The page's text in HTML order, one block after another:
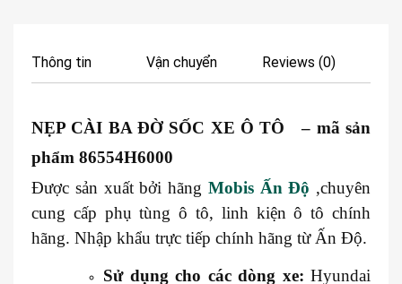
Thông tin Vận chuyển Reviews (0)
NẸP CÀI BA ĐỜ SỐC XE Ô TÔ – mã sản
phẩm 86554H6000
Được sản xuất bởi hãng Mobis Ấn Độ ,chuyên
cung cấp phụ tùng ô tô, linh kiện ô tô chính
hãng. Nhập khẩu trực tiếp chính hãng từ Ấn Độ.
Sử dụng cho các dòng xe: Hyundai